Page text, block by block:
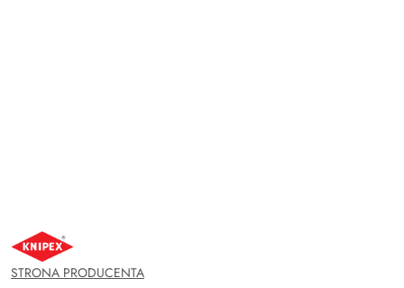
NAZWA
PRODUCENTA:
KNIPEX
STRONA PRODUCENTA